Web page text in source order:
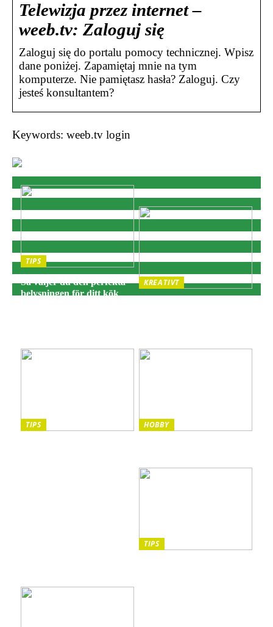
Telewizja przez internet –
weeb.tv: Zaloguj się
Zaloguj się do portalu pomocy technicznej. Wpisz
dane poniżej. Zapamiętaj mnie na tym
komputerze. Nie pamiętasz hasła? Zaloguj. Czy
jesteś konsultantem?
Keywords: weeb.tv login
TIPS
Så väljer du den perfekta
belysningen för ditt kök
KREATIVT
TIPS HOBBY
TIPS